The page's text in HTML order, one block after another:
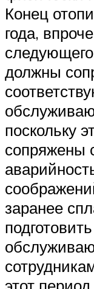
Конец
года,
должны
поскольку
сопряжены
заранее